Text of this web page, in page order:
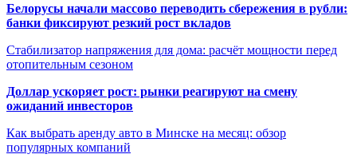
Белорусы начали массово переводить сбережения в рубли:
банки фиксируют резкий рост вкладов
Стабилизатор напряжения для дома: расчёт мощности перед
отопительным сезоном
Доллар ускоряет рост: рынки реагируют на смену
ожиданий инвесторов
Как выбрать аренду авто в Минске на месяц: обзор
популярных компаний